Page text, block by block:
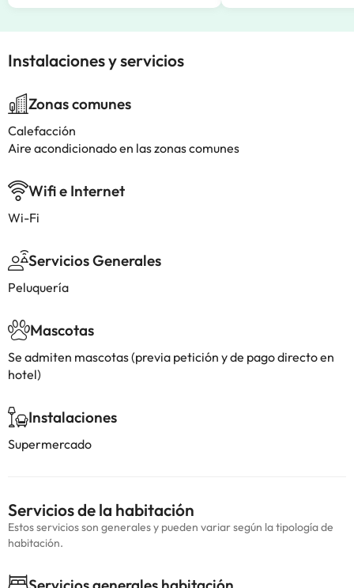
Instalaciones y servicios
Zonas comunes
Calefacción
Aire acondicionado en las zonas comunes
Wifi e Internet
Wi-Fi
Servicios Generales
Peluquería
Mascotas
Se admiten mascotas (previa petición y de pago directo en
hotel)
Instalaciones
Supermercado
Servicios de la habitación
Estos servicios son generales y pueden variar según la tipología de
habitación.